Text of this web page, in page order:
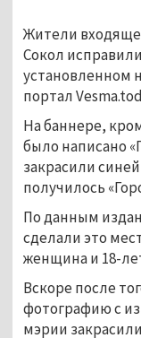
Жители
Сокол
установленном
портал
На баннере,
было написано
закрасили
получилось
По данным
сделали это
женщина и 18-
Вскоре после
фотографию с
мэрии